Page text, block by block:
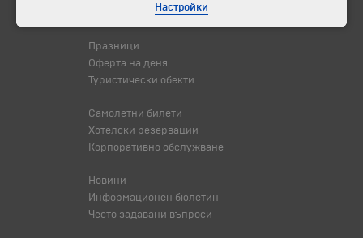
Потвърдени дати
Празници
Оферта на деня
Туристически обекти
Самолетни билети
Хотелски резервации
Корпоративно обслужване
Новини
Информационен бюлетин
Често задавани въпроси
Настройки